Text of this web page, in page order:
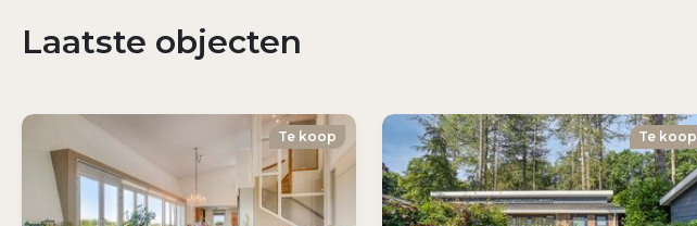
Laatste objecten
Te koop Te koop